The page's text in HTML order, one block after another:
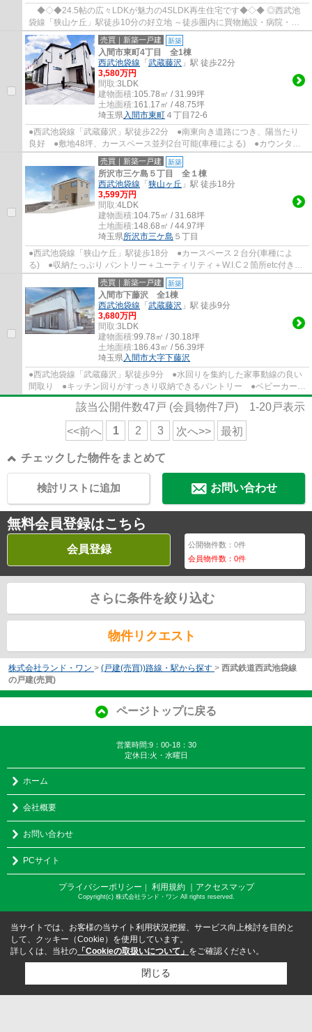
◆◇◆24.5帖の広々LDKが魅力の4SLDK再生住宅です◆◇◆ ◎西武池
袋線「狭山ケ丘」駅徒歩10分の好立地 ～徒歩圏内に買物施設・病院・公
園が点在した便利な住環境です！ ・2025年10月、内...
売買｜新築一戸建 新築
入間市東町4丁目 全1棟
西武池袋線 「 武蔵藤沢 」駅 徒歩22分
3,580万円
間取:3LDK
建物面積:105.78㎡ / 31.99坪
土地面積:161.17㎡ / 48.75坪
埼玉県入間市東町 ４丁目72-6
●西武池袋線「武蔵藤沢」駅徒歩22分 ●南東向き道路につき、陽当たり
良好 ●敷地48坪、カースペース並列2台可能(車種による) ●カウンター
付フリースペース2ヶ所あり ●風通し良好な3...
売買｜新築一戸建 新築
所沢市三ケ島５丁目 全１棟
西武池袋線 「 狭山ヶ丘 」駅 徒歩18分
3,599万円
間取:4LDK
建物面積:104.75㎡ / 31.68坪
土地面積:148.68㎡ / 44.97坪
埼玉県所沢市三ケ島 ５丁目
●西武池袋線「狭山ケ丘」駅徒歩18分 ●カースペース２台分(車種によ
る) ●収納たっぷり パントリー＋ユーティリティ＋W.I.C２箇所etc付き
●食洗機付き ●ZEH水準の省エネ住宅 ●長期...
売買｜新築一戸建 新築
入間市下藤沢 全1棟
西武池袋線 「 武蔵藤沢 」駅 徒歩9分
3,680万円
間取:3LDK
建物面積:99.78㎡ / 30.18坪
土地面積:186.43㎡ / 56.39坪
埼玉県入間市大字下藤沢
●西武池袋線「武蔵藤沢」駅徒歩9分 ●水回りを集約した家事動線の良い
間取り ●キッチン回りがすっきり収納できるパントリー ●ベビーカーや
アウトドア用品が片付くシューズインクロー...
該当公開件数47 戸 (会員物件7 戸) 1-20戸表示
<<前へ 1 2 3 次へ>> 最初
チェックした物件をまとめて
お問い合わせ
検討リストに追加
無料会員登録はこちら
会員登録 公開物件数：0件
会員物件数：0件
さらに条件を絞り込む
物件リクエスト
株式会社ランド・ワン > (戸建(売買))路線・駅から探す > 西武鉄道西武池袋線
の戸建(売買)
ページトップに戻る
営業時間:9：00-18：30
定休日:火・水曜日
ホーム
会社概要
お問い合わせ
PCサイト
プライバシーポリシー 利用規約 ｜アクセスマップ
Copyright(c) 株式会社ランド・ワン All rights reserved.
当サイトでは、お客様の当サイト利用状況把握、サービス向上検討を目的と
して、クッキー（Cookie）を使用しています。
詳しくは、当社の 「Cookieの取扱いについて」 をご確認ください。
閉じる